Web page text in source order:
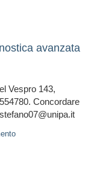
avanzata
Vespro 143,
Concordare